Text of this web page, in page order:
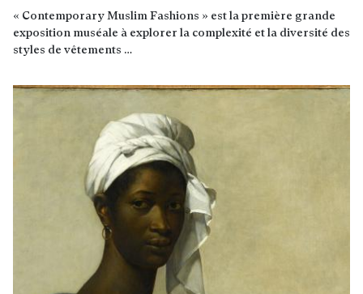
« Contemporary Muslim Fashions » est la première grande
exposition muséale à explorer la complexité et la diversité des
styles de vêtements …
Lire la suite